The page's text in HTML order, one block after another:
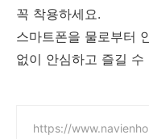
꼭 착용하세요.
스마트폰을 물로부터
없이 안심하고 즐길 수
https://